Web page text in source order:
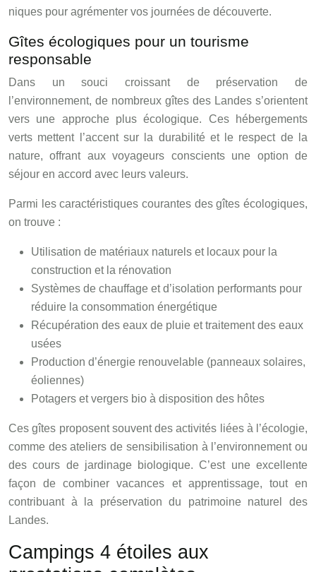
niques pour agrémenter vos journées de découverte.
Gîtes écologiques pour un tourisme
responsable
Dans un souci croissant de préservation de
l’environnement, de nombreux gîtes des Landes s’orientent
vers une approche plus écologique. Ces hébergements
verts mettent l’accent sur la durabilité et le respect de la
nature, offrant aux voyageurs conscients une option de
séjour en accord avec leurs valeurs.
Parmi les caractéristiques courantes des gîtes écologiques,
on trouve :
Utilisation de matériaux naturels et locaux pour la
construction et la rénovation
Systèmes de chauffage et d’isolation performants pour
réduire la consommation énergétique
Récupération des eaux de pluie et traitement des eaux
usées
Production d’énergie renouvelable (panneaux solaires,
éoliennes)
Potagers et vergers bio à disposition des hôtes
Ces gîtes proposent souvent des activités liées à l’écologie,
comme des ateliers de sensibilisation à l’environnement ou
des cours de jardinage biologique. C’est une excellente
façon de combiner vacances et apprentissage, tout en
contribuant à la préservation du patrimoine naturel des
Landes.
Campings 4 étoiles aux